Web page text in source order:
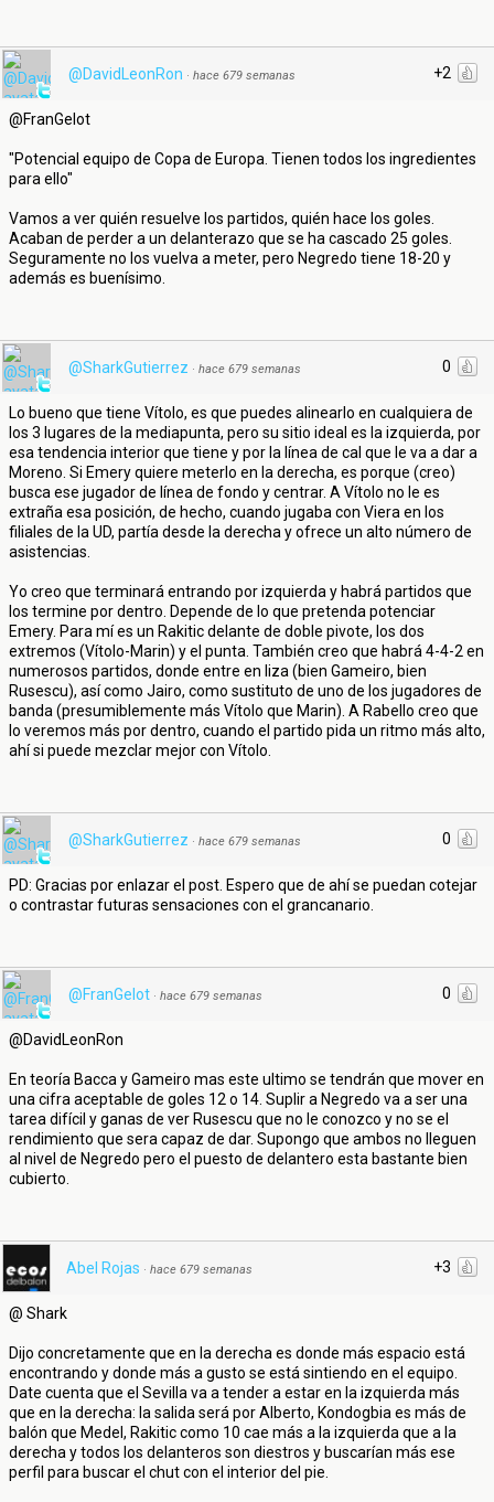
+2
@DavidLeonRon · hace 679 semanas
@FranGelot
"Potencial equipo de Copa de Europa. Tienen todos los ingredientes
para ello"
Vamos a ver quién resuelve los partidos, quién hace los goles.
Acaban de perder a un delanterazo que se ha cascado 25 goles.
Seguramente no los vuelva a meter, pero Negredo tiene 18-20 y
además es buenísimo.
0
@SharkGutierrez · hace 679 semanas
Lo bueno que tiene Vítolo, es que puedes alinearlo en cualquiera de
los 3 lugares de la mediapunta, pero su sitio ideal es la izquierda, por
esa tendencia interior que tiene y por la línea de cal que le va a dar a
Moreno. Si Emery quiere meterlo en la derecha, es porque (creo)
busca ese jugador de línea de fondo y centrar. A Vítolo no le es
extraña esa posición, de hecho, cuando jugaba con Viera en los
filiales de la UD, partía desde la derecha y ofrece un alto número de
asistencias.
Yo creo que terminará entrando por izquierda y habrá partidos que
los termine por dentro. Depende de lo que pretenda potenciar
Emery. Para mí es un Rakitic delante de doble pivote, los dos
extremos (Vítolo-Marin) y el punta. También creo que habrá 4-4-2 en
numerosos partidos, donde entre en liza (bien Gameiro, bien
Rusescu), así como Jairo, como sustituto de uno de los jugadores de
banda (presumiblemente más Vítolo que Marin). A Rabello creo que
lo veremos más por dentro, cuando el partido pida un ritmo más alto,
ahí si puede mezclar mejor con Vítolo.
0
@SharkGutierrez · hace 679 semanas
PD: Gracias por enlazar el post. Espero que de ahí se puedan cotejar
o contrastar futuras sensaciones con el grancanario.
0
@FranGelot · hace 679 semanas
@DavidLeonRon
En teoría Bacca y Gameiro mas este ultimo se tendrán que mover en
una cifra aceptable de goles 12 o 14. Suplir a Negredo va a ser una
tarea difícil y ganas de ver Rusescu que no le conozco y no se el
rendimiento que sera capaz de dar. Supongo que ambos no lleguen
al nivel de Negredo pero el puesto de delantero esta bastante bien
cubierto.
+3
Abel Rojas · hace 679 semanas
@ Shark
Dijo concretamente que en la derecha es donde más espacio está
encontrando y donde más a gusto se está sintiendo en el equipo.
Date cuenta que el Sevilla va a tender a estar en la izquierda más
que en la derecha: la salida será por Alberto, Kondogbia es más de
balón que Medel, Rakitic como 10 cae más a la izquierda que a la
derecha y todos los delanteros son diestros y buscarían más ese
perfil para buscar el chut con el interior del pie.